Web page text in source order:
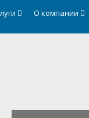
О компании